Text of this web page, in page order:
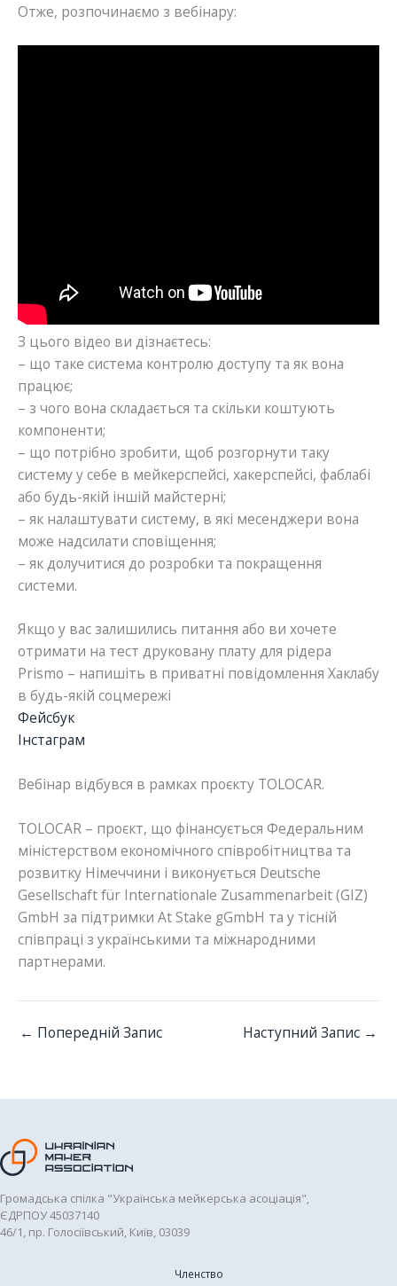
Отже, розпочинаємо з вебінару:
З цього відео ви дізнаєтесь:
– що таке система контролю доступу та як вона
працює;
– з чого вона складається та скільки коштують
компоненти;
– що потрібно зробити, щоб розгорнути таку
систему у себе в мейкерспейсі, хакерспейсі, фаблабі
або будь-якій іншій майстерні;
– як налаштувати систему, в які месенджери вона
може надсилати сповіщення;
– як долучитися до розробки та покращення
системи.
Якщо у вас залишились питання або ви хочете
отримати на тест друковану плату для рідера
Prismo – напишіть в приватні повідомлення Хаклабу
в будь-якій соцмережі
Фейсбук
Інстаграм
Вебінар відбувся в рамках проєкту TOLOCAR.
TOLOCAR – проєкт, що фінансується Федеральним
міністерством економічного співробітництва та
розвитку Німеччини і виконується Deutsche
Gesellschaft für Internationale Zusammenarbeit (GIZ)
GmbH за підтримки At Stake gGmbH та у тісній
співпраці з українськими та міжнародними
партнерами.
← Попередній Запис Наступний Запис →
Громадська спілка "Українська мейкерська асоціація",
ЄДРПОУ 45037140
46/1, пр. Голосіївський, Київ, 03039
Членство